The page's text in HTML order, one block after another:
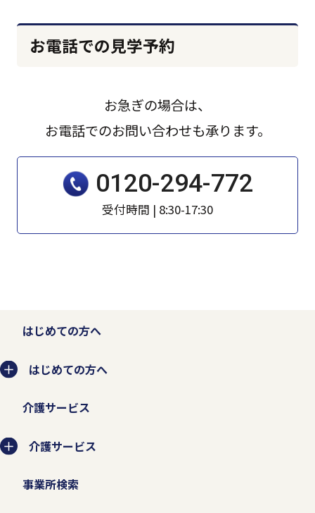
個人情報を本人の意思に反して収集、利
用、提供、預託することは、権利の侵害に
す。そのため、個人情報の収集、利用、提
供、預託などの管理ルールを明文化し、個
人情報の適切な管理を行います。
お客様から個人情報を収集させていただく
場合は、収集目的、当社の問い合わせ窓口
事前承認なく第三者に開示・提供すること
はありません。また、お客様の個人情報を
どによって業務委託先に個人情報保護を義
務付けるとともに、業務委託先が適切に個
お電話での見学予約
お急ぎの場合は、
お電話でのお問い合わせも承ります。
0120-294-772
受付時間 | 8:30-17:30
はじめての方へ
はじめての方へ
介護サービス
介護サービス
事業所検索